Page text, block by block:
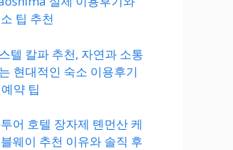
팁 추천
텔 칼파 추천, 자연과 소통
현대적인 숙소 이용후기
약 팁
어 호텔 장자제 톈먼산 케
웨이 추천 이유와 솔직 후